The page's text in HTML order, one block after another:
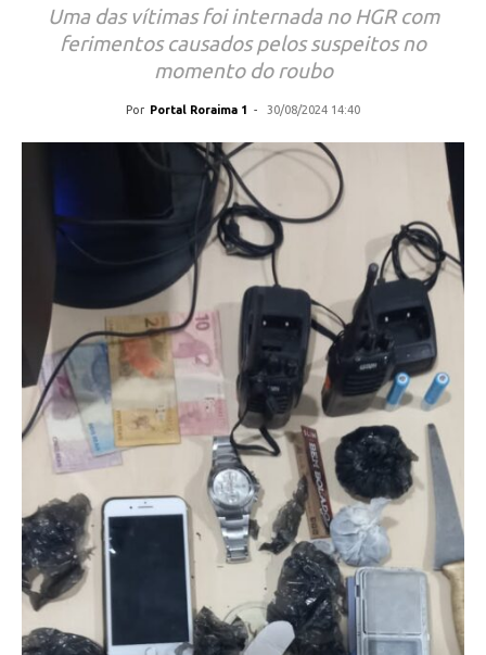
Uma das vítimas foi internada no HGR com
ferimentos causados pelos suspeitos no
momento do roubo
Por Portal Roraima 1 - 30/08/2024 14:40